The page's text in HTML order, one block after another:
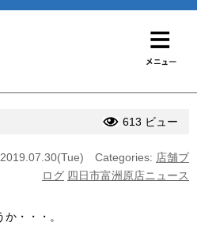
613 ビュー
Categories: 店舗ブ
ログ 四日市富洲原店ニュース
・・・。